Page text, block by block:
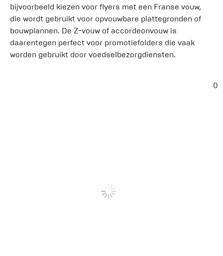
bijvoorbeeld kiezen voor flyers met een Franse vouw,
die wordt gebruikt voor opvouwbare plattegronden of
bouwplannen. De Z-vouw of accordeonvouw is
daarentegen perfect voor promotiefolders die vaak
worden gebruikt door voedselbezorgdiensten.
0